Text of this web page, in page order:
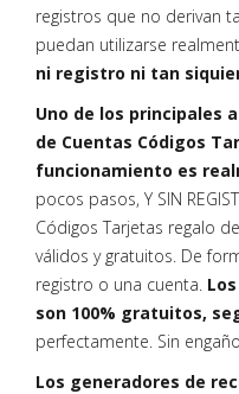
registros que no derivan
puedan utilizarse
ni registro ni tan
Uno de los principales
de Cuentas Códigos
funcionamiento es
pocos pasos, Y SIN
Códigos Tarjetas regalo
válidos y gratuitos. De
registro o una cuenta.
son 100% gratuitos,
perfectamente. Sin
Los generadores de